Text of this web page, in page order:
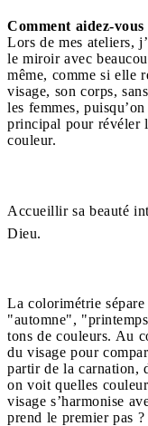
Comment aidez-
Lors de mes ateliers,
le miroir avec
même, comme si elle
visage, son corps,
les femmes,
principal pour révéler
couleur.
Accueillir sa beauté
Dieu.
La colorimétrie
"automne",
tons de couleurs. Au
du visage pour
partir de la carnation,
on voit quelles
visage s’harmonise
prend le premier pas ?